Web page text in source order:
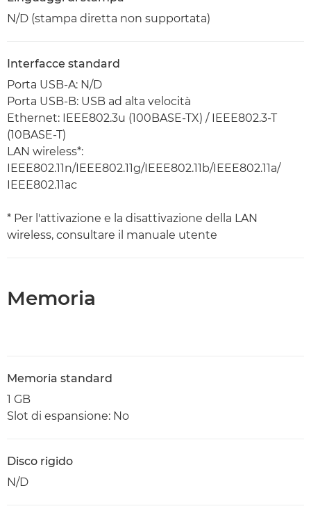
N/D (stampa diretta non supportata)
Interfacce standard
Porta USB-A: N/D
Porta USB-B: USB ad alta velocità
Ethernet: IEEE802.3u (100BASE-TX) / IEEE802.3-T
(10BASE-T)
LAN wireless*:
IEEE802.11n/IEEE802.11g/IEEE802.11b/IEEE802.11a/
IEEE802.11ac
* Per l'attivazione e la disattivazione della LAN
wireless, consultare il manuale utente
Memoria
Memoria standard
1 GB
Slot di espansione: No
Disco rigido
N/D